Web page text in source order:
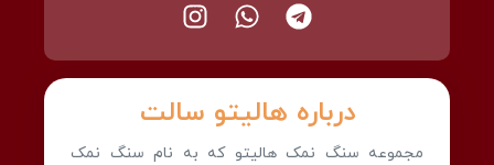
درباره هالیتو سالت
مجموعه سنگ نمک هالیتو که به نام سنگ نمک